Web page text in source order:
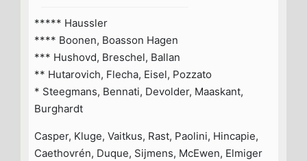
***** Haussler
**** Boonen, Boasson Hagen
*** Hushovd, Breschel, Ballan
** Hutarovich, Flecha, Eisel, Pozzato
* Steegmans, Bennati, Devolder, Maaskant,
Burghardt
Casper, Kluge, Vaitkus, Rast, Paolini, Hincapie,
Caethovrén, Duque, Sijmens, McEwen, Elmiger